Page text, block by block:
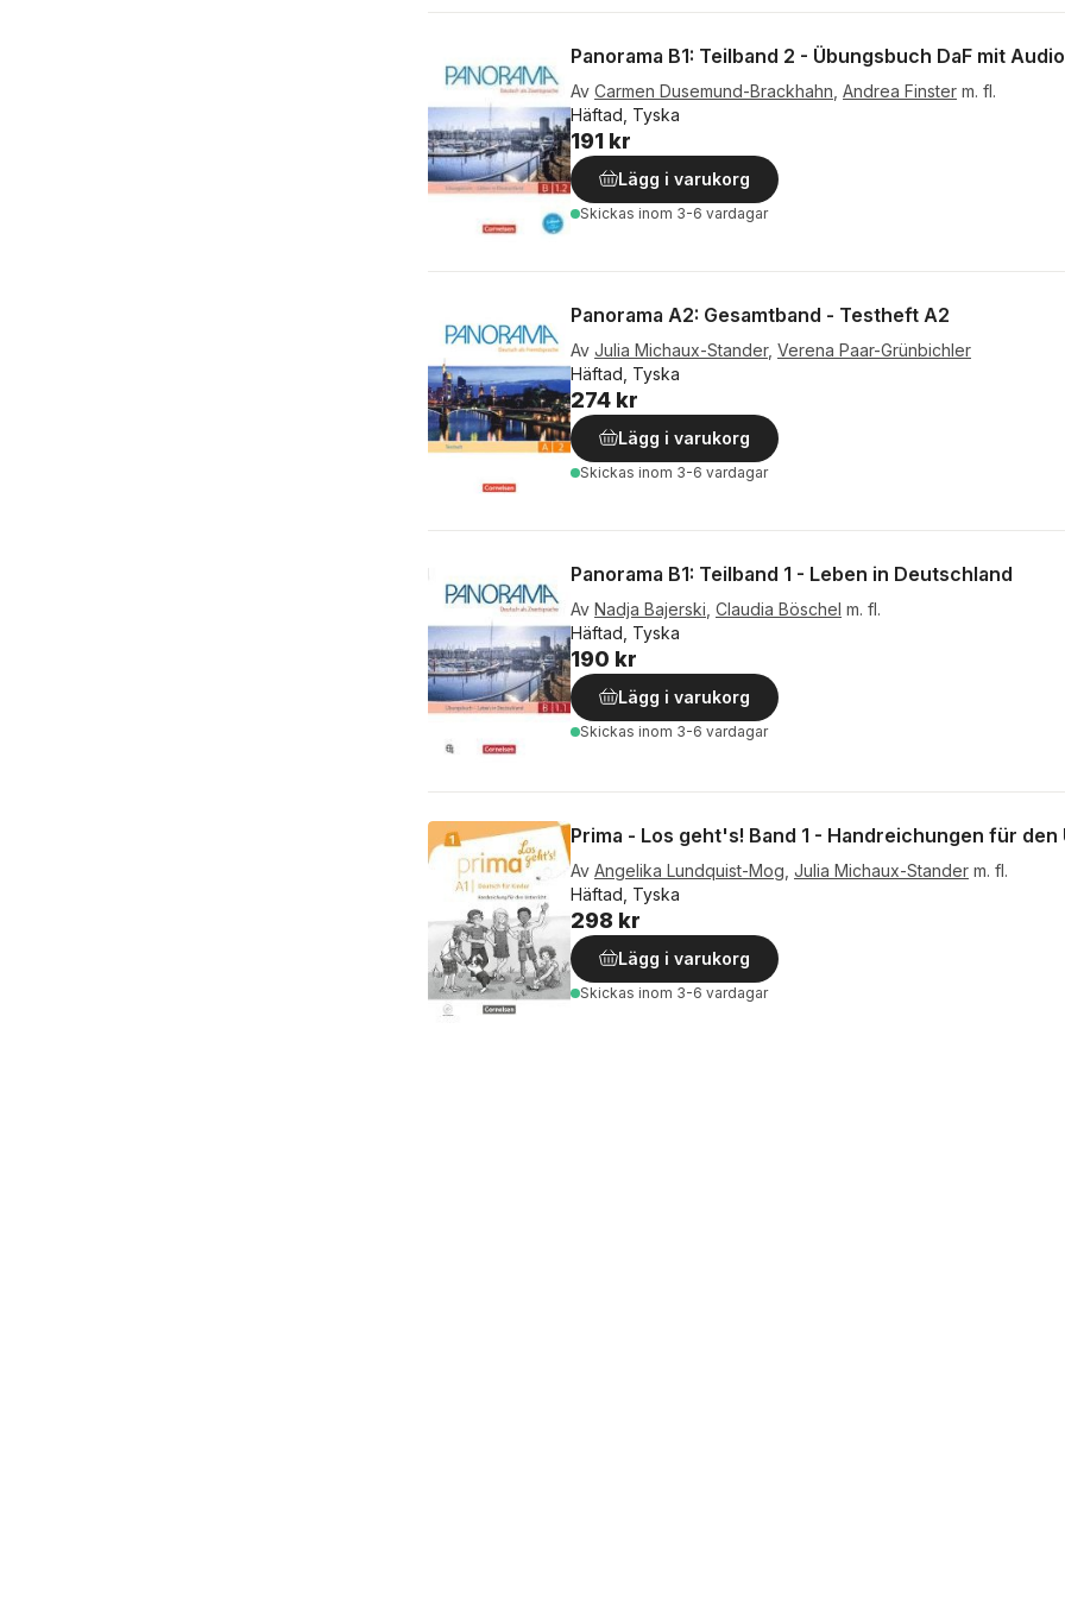
Panorama B1: Teilband 2 - Übungsbuch DaF mit
Av Carmen Dusemund-Brackhahn Andrea Finster m. fl.
Häftad, Tyska
191 kr
Lägg i varukorg
Skickas inom 3-6 vardagar
Panorama A2: Gesamtband - Testheft A2
Av Julia Michaux-Stander, Verena Paar-Grünbichler
Häftad, Tyska
274 kr
Lägg i varukorg
Skickas inom 3-6 vardagar
Panorama B1: Teilband 1 - Leben in Deutschland
Av Nadja Bajerski Claudia Böschel m. fl.
Häftad, Tyska
190 kr
Lägg i varukorg
Skickas inom 3-6 vardagar
Prima - Los geht's! Band 1 - Handreichungen für
Av Angelika Lundquist-Mog Julia Michaux-Stander m. fl.
Häftad, Tyska
298 kr
Lägg i varukorg
Skickas inom 3-6 vardagar